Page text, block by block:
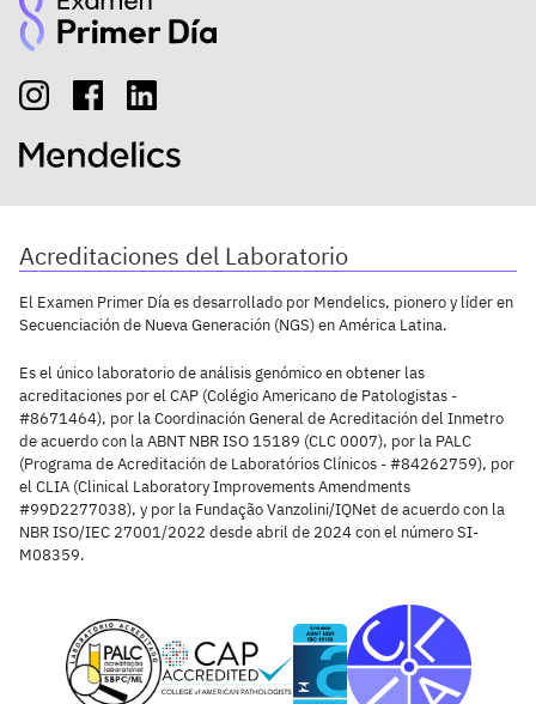
Acreditaciones del Laboratorio
El Examen Primer Día es desarrollado por Mendelics, pionero y líder en
Secuenciación de Nueva Generación (NGS) en América Latina.
Es el único laboratorio de análisis genómico en obtener las
acreditaciones por el CAP (Colégio Americano de Patologistas -
#8671464), por la Coordinación General de Acreditación del Inmetro
de acuerdo con la ABNT NBR ISO 15189 (CLC 0007), por la PALC
(Programa de Acreditación de Laboratórios Clínicos - #84262759), por
el CLIA (Clinical Laboratory Improvements Amendments
#99D2277038), y por la Fundação Vanzolini/IQNet de acuerdo con la
NBR ISO/IEC 27001/2022 desde abril de 2024 con el número SI-
M08359.